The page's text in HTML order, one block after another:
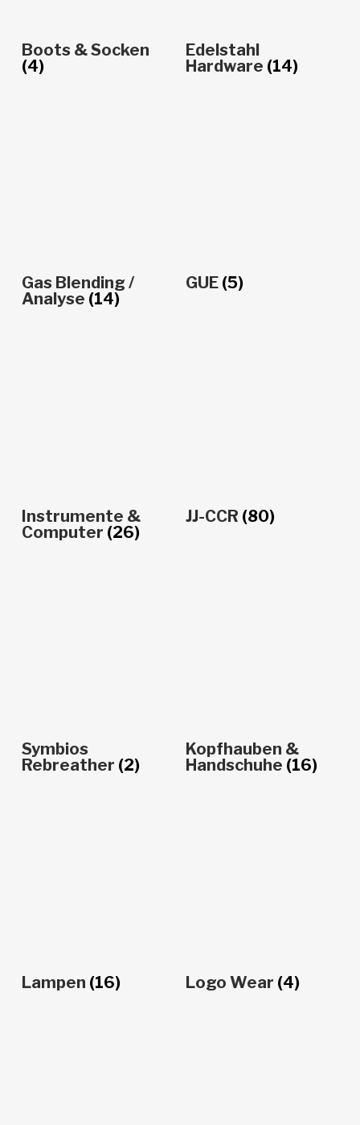
Boots & Socken
(4)
Edelstahl
Hardware (14)
Gas Blending /
Analyse (14)
GUE (5)
Instrumente &
Computer (26)
JJ-CCR (80)
Symbios
Rebreather (2)
Kopfhauben &
Handschuhe (16)
Lampen (16) Logo Wear (4)